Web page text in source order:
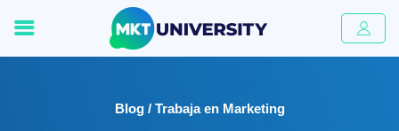
Blog / Trabaja en Marketing